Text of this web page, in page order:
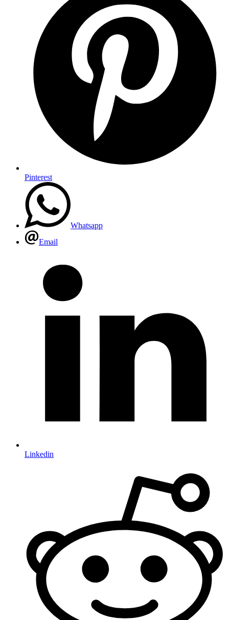
Pinterest
Whatsapp
Email
Linkedin